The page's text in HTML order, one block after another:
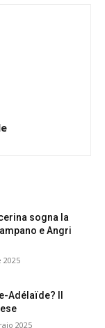
sogna la
e Angri
2025
Adélaïde? Il
2025